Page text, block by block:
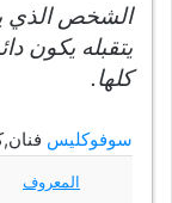
الشخص الذي
يتقبله يكون
كلها.
سوفوكليس
المعروف